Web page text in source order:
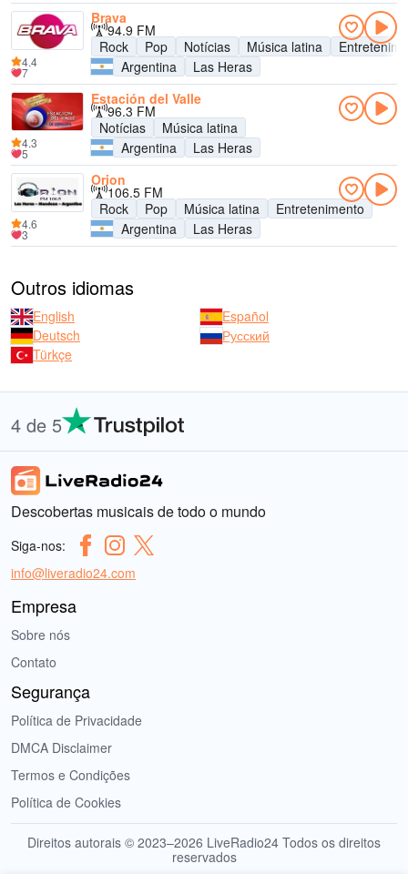
Brava
94.9 FM
Rock
Pop Notícias Música latina
Argentina
Las Heras
4.4
7
Estación del Valle
96.3 FM
Notícias
Música latina
Argentina
Las Heras
4.3
5
Orion
106.5 FM
Rock
Pop Música latina
Entretenimento
Argentina
Las Heras
4.6
3
Outros idiomas
English
Español
Deutsch
Русский
Türkçe
4 de 5
Descobertas musicais de todo o mundo
Siga-nos:
info@liveradio24.com
Empresa
Sobre nós
Contato
Segurança
Política de Privacidade
DMCA Disclaimer
Termos e Condições
Política de Cookies
Direitos autorais © 2023–2026 LiveRadio24 Todos os direitos
reservados